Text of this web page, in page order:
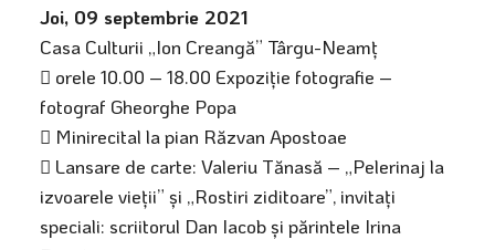
Joi, 09 septembrie 2021
Casa Culturii „Ion Creangă” Târgu-Neamț
 orele 10.00 – 18.00 Expoziție fotografie –
fotograf Gheorghe Popa
 Minirecital la pian Răzvan Apostoae
 Lansare de carte: Valeriu Tănasă – „Pelerinaj la
izvoarele vieții” și „Rostiri ziditoare”, invitați
speciali: scriitorul Dan Iacob și părintele Irina